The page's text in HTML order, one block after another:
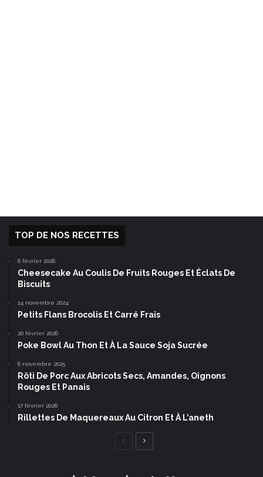
TOP DE NOS RECETTES
6 février 2026
Cheesecake Au Coulis De Fruits Rouges Et Éclats De
Biscuits
14 novembre 2024
Petits Flans Brocolis Et Carré Frais
20 février 2026
Poke Bowl Au Thon Et À La Sauce Soja Sucrée
6 novembre 2025
Rôti De Porc Aux Abricots Secs, Amandes, Oignons
Rouges Et Panais
17 février 2026
Rillettes De Maquereaux Au Citron Et À L’aneth
Page